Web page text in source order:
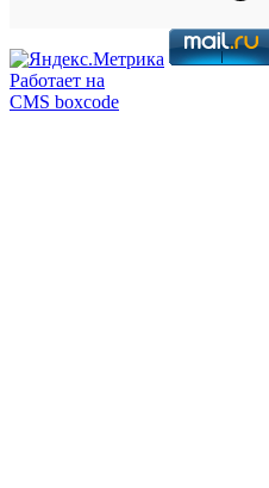
Работает на
CMS boxcode